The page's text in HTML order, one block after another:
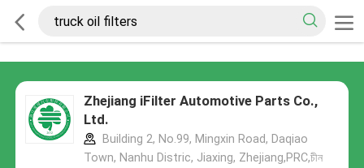
Zhejiang iFilter Automotive Parts Co.,
Ltd.
Building 2, No.99, Mingxin Road, Daqiao
Town, Nanhu Distric, Jiaxing, Zhejiang,PRC,চীন